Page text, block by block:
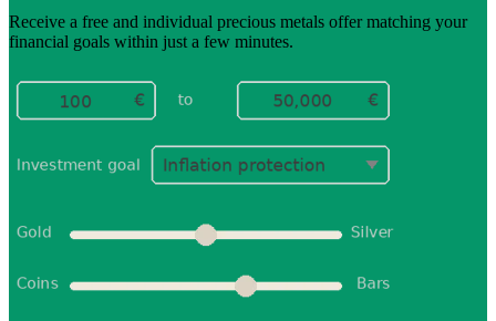
Receive a free and individual precious metals offer matching your
financial goals within just a few minutes.